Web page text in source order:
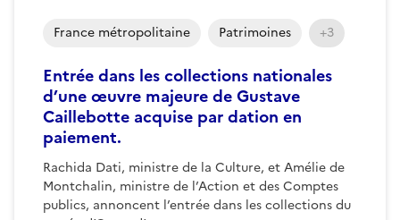
Entrée dans les collections nationales
d’une œuvre majeure de Gustave
Caillebotte acquise par dation en
paiement.
Rachida Dati, ministre de la Culture, et Amélie de
Montchalin, ministre de l’Action et des Comptes
publics, annoncent l’entrée dans les collections du
France métropolitaine Patrimoines +3